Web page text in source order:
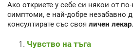
Ако откриете у себе си някои от
симптоми, е най-добре незабавно
консултирате със своя личен лекар.
Чувство на тъга